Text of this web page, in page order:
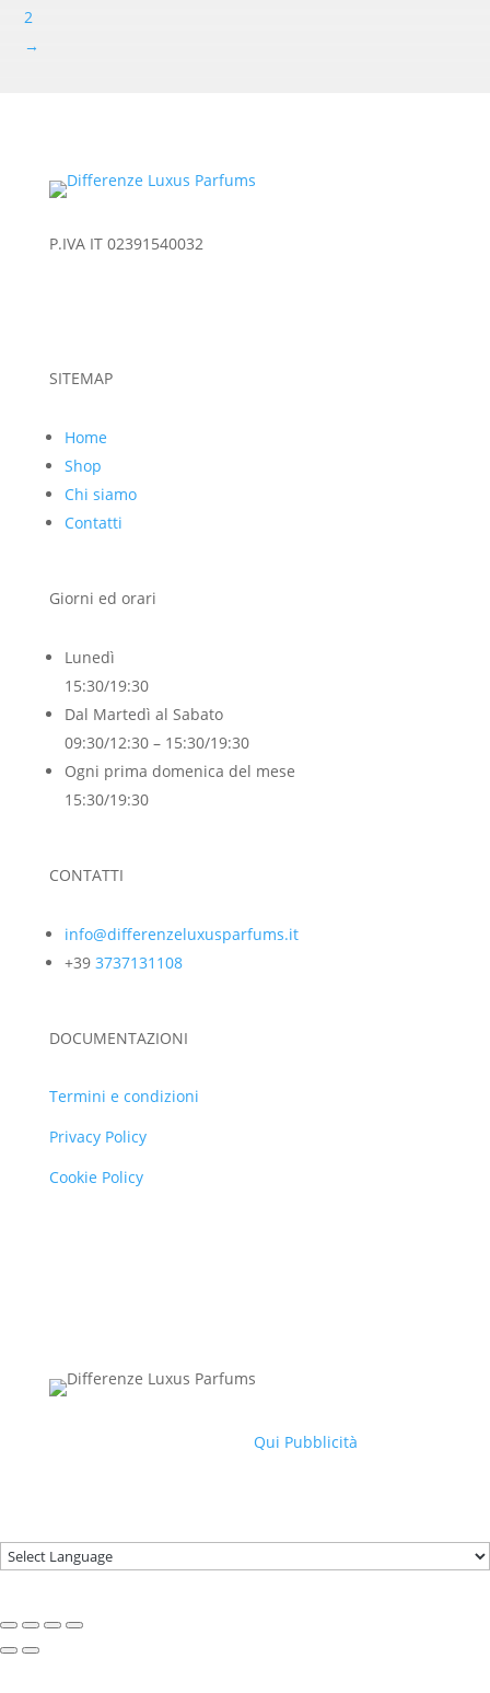
2
→
P.IVA IT 02391540032
SITEMAP
Home
Shop
Chi siamo
Contatti
Giorni ed orari
Lunedì
15:30/19:30
Dal Martedì al Sabato
09:30/12:30 – 15:30/19:30
Ogni prima domenica del mese
15:30/19:30
CONTATTI
info@differenzeluxusparfums.it
+39 3737131108
DOCUMENTAZIONI
Termini e condizioni
Privacy Policy
Cookie Policy
Qui Pubblicità